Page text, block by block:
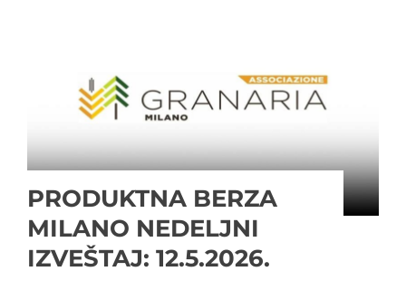
PRODUKTNA BERZA
MILANO NEDELJNI
IZVEŠTAJ: 12.5.2026.